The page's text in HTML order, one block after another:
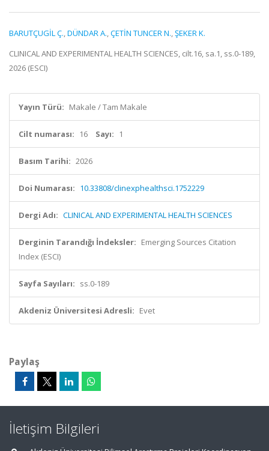
BARUTÇUGİL Ç.,DÜNDAR A.,ÇETİN TUNCER N.,ŞEKER K.
CLINICAL AND EXPERIMENTAL HEALTH SCIENCES, cilt.16, sa.1, ss.0-189,
2026 (ESCI)
Yayın Türü: Makale / Tam Makale
Cilt numarası: 16 Sayı: 1
Basım Tarihi: 2026
Doi Numarası: 10.33808/clinexphealthsci.1752229
Dergi Adı: CLINICAL AND EXPERIMENTAL HEALTH SCIENCES
Derginin Tarandığı İndeksler: Emerging Sources Citation
Index (ESCI)
Sayfa Sayıları: ss.0-189
Akdeniz Üniversitesi Adresli: Evet
Paylaş
İletişim Bilgileri